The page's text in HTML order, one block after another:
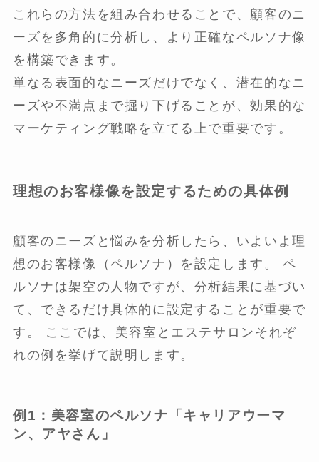
これらの方法を組み合わせることで、顧客のニ
ーズを多角的に分析し、より正確なペルソナ像
を構築できます。
単なる表面的なニーズだけでなく、潜在的なニ
ーズや不満点まで掘り下げることが、効果的な
マーケティング戦略を立てる上で重要です。
理想のお客様像を設定するための具体例
顧客のニーズと悩みを分析したら、いよいよ理
想のお客様像（ペルソナ）を設定します。 ペ
ルソナは架空の人物ですが、分析結果に基づい
て、できるだけ具体的に設定することが重要で
す。 ここでは、美容室とエステサロンそれぞ
れの例を挙げて説明します。
例1：美容室のペルソナ「キャリアウーマ
ン、アヤさん」